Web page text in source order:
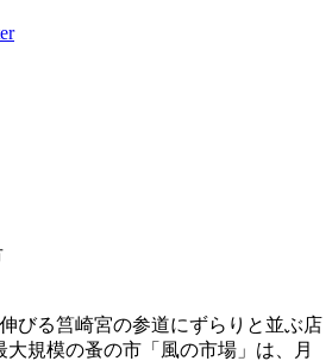
びる筥崎宮の参道にずらりと並ぶ店
大規模の蚤の市「風の市場」は、月